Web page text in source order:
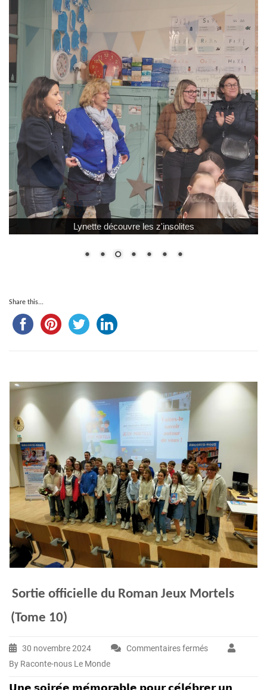
Lynette découvre les z'insolites
Share this...
Sortie officielle du Roman Jeux Mortels
(Tome 10)
30 novembre 2024 Commentaires ferméssur
By Raconte-nous Le Monde